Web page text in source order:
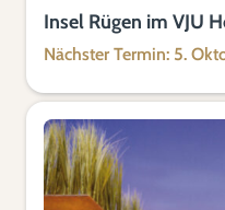
Insel Rügen im VJU
Nächster Termin: 5.